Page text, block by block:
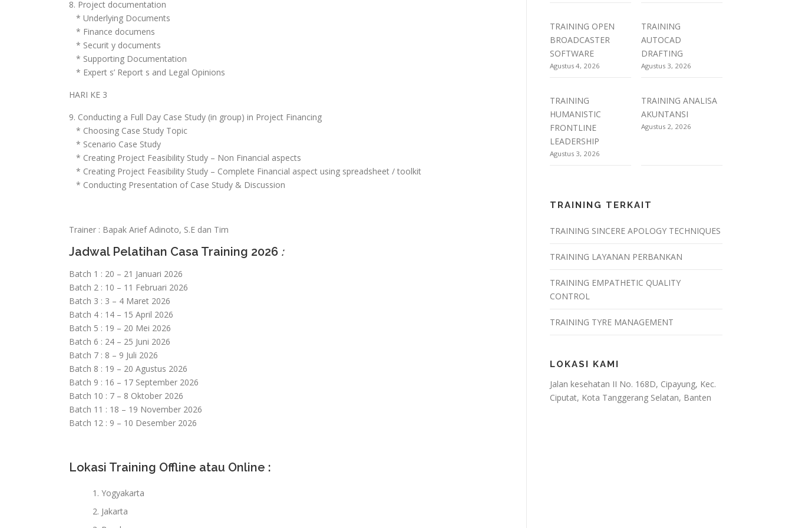
8. Project documentation
* Underlying Documents
* Finance documens
* Securit y documents
* Supporting Documentation
* Expert s’ Report s and Legal Opinions
HARI KE 3
9. Conducting a Full Day Case Study (in group) in Project Financing
* Choosing Case Study Topic
* Scenario Case Study
* Creating Project Feasibility Study – Non Financial aspects
* Creating Project Feasibility Study – Complete Financial aspect using spreadsheet / toolkit
* Conducting Presentation of Case Study & Discussion
Trainer : Bapak Arief Adinoto, S.E dan Tim
Jadwal Pelatihan Casa Training 2026 :
Batch 1 : 20 – 21 Januari 2026
Batch 2 : 10 – 11 Februari 2026
Batch 3 : 3 – 4 Maret 2026
Batch 4 : 14 – 15 April 2026
Batch 5 : 19 – 20 Mei 2026
Batch 6 : 24 – 25 Juni 2026
Batch 7 : 8 – 9 Juli 2026
Batch 8 : 19 – 20 Agustus 2026
Batch 9 : 16 – 17 September 2026
Batch 10 : 7 – 8 Oktober 2026
Batch 11 : 18 – 19 November 2026
Batch 12 : 9 – 10 Desember 2026
Lokasi Training Offline atau Online :
Yogyakarta
Jakarta
TRAINING OPEN
BROADCASTER
SOFTWARE
Agustus 4, 2026
TRAINING
AUTOCAD
DRAFTING
Agustus 3, 2026
TRAINING
HUMANISTIC
FRONTLINE
LEADERSHIP
Agustus 3, 2026
TRAINING ANALISA
AKUNTANSI
Agustus 2, 2026
TRAINING TERKAIT
TRAINING SINCERE APOLOGY TECHNIQUES
TRAINING LAYANAN PERBANKAN
TRAINING EMPATHETIC QUALITY
CONTROL
TRAINING TYRE MANAGEMENT
LOKASI KAMI
Jalan kesehatan II No. 168D, Cipayung, Kec.
Ciputat, Kota Tanggerang Selatan, Banten